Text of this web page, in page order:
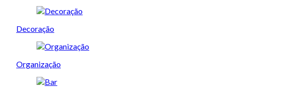
Decoração
Organização